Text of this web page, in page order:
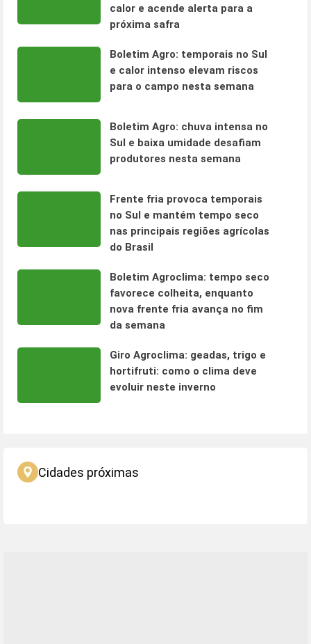
calor e acende alerta para a
próxima safra
Boletim Agro: temporais no Sul
e calor intenso elevam riscos
para o campo nesta semana
Boletim Agro: chuva intensa no
Sul e baixa umidade desafiam
produtores nesta semana
Frente fria provoca temporais
no Sul e mantém tempo seco
nas principais regiões agrícolas
do Brasil
Boletim Agroclima: tempo seco
favorece colheita, enquanto
nova frente fria avança no fim
da semana
Giro Agroclima: geadas, trigo e
hortifruti: como o clima deve
evoluir neste inverno
Cidades próximas